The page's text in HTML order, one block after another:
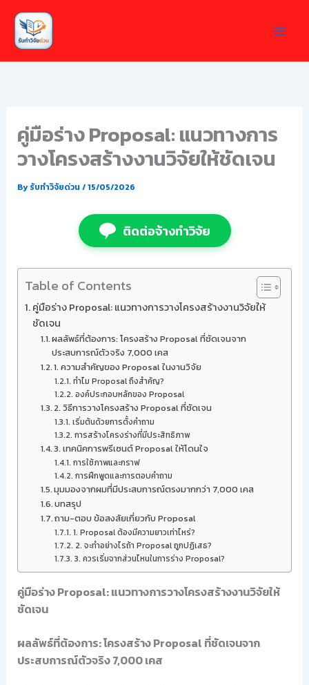
Skip
content
คู่มือร่าง Proposal: แนวทางการ
วางโครงสร้างงานวิจัยให้ชัดเจน
Byรับทำวิจัยด่วน /15/05/2026
ติดต่อจ้างทำวิจัย
Table of Contents
คู่มือร่าง Proposal: แนวทางการวางโครงสร้างงานวิจัยให้
ชัดเจน
ผลลัพธ์ที่ต้องการ: โครงสร้าง Proposal ที่ชัดเจนจาก
ประสบการณ์ตัวจริง 7,000 เคส
1. ความสำคัญของ Proposal ในงานวิจัย
ทำไม Proposal ถึงสำคัญ?
องค์ประกอบหลักของ Proposal
2. วิธีการวางโครงสร้าง Proposal ที่ชัดเจน
เริ่มต้นด้วยการตั้งคำถาม
การสร้างโครงร่างที่มีประสิทธิภาพ
3. เทคนิคการพรีเซนต์ Proposal ให้โดนใจ
การใช้ภาพและกราฟ
การฝึกพูดและการตอบคำถาม
มุมมองจากผมที่มีประสบการณ์ตรงมากกว่า 7,000 เคส
บทสรุป
ถาม-ตอบ ข้อสงสัยเกี่ยวกับ Proposal
1. Proposal ต้องมีความยาวเท่าไหร่?
2. จะทำอย่างไรถ้า Proposal ถูกปฏิเสธ?
3. ควรเริ่มจากส่วนไหนในการร่าง Proposal?
คู่มือร่าง Proposal: แนวทางการวางโครงสร้างงานวิจัยให้
ชัดเจน
ผลลัพธ์ที่ต้องการ: โครงสร้าง Proposal ที่ชัดเจนจาก
ประสบการณ์ตัวจริง 7,000 เคส